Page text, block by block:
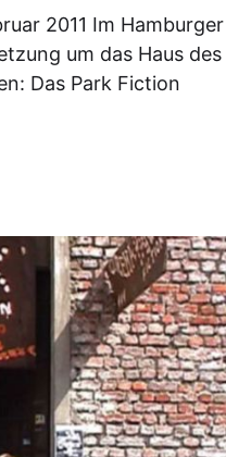
2011 Im Hamburger
um das Haus des
Das Park Fiction